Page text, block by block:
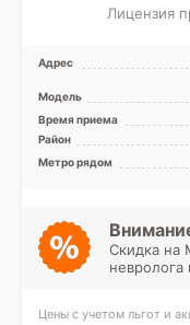
Лицензия
Адрес
Модель
Время приема
Район
Метро рядом
Скидка на
невролога
Цены с учетом льгот и